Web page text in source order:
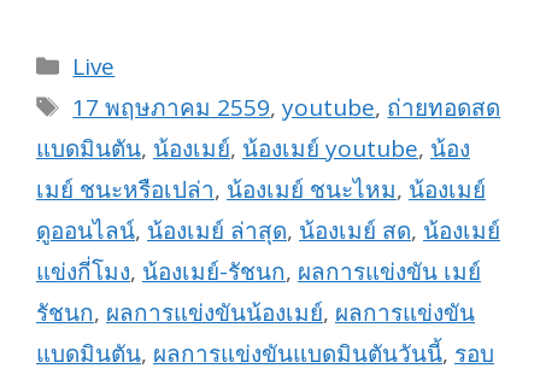
Categories
Live
Tags
17 พฤษภาคม 2559,youtube, ถ่ายทอดสด
แบดมินตัน, น้องเมย์, น้องเมย์ youtube, น้อง
เมย์ ชนะหรือเปล่า, น้องเมย์ ชนะไหม, น้องเมย์
ดูออนไลน์, น้องเมย์ ล่าสุด, น้องเมย์ สด, น้องเมย์
แข่งกี่โมง, น้องเมย์-รัชนก, ผลการแข่งขัน เมย์
รัชนก, ผลการแข่งขันน้องเมย์, ผลการแข่งขัน
แบดมินตัน, ผลการแข่งขันแบดมินตันวันนี้, รอบ